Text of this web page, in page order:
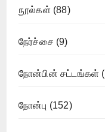
நூல்கள் (88)
நேர்ச்சை (9)
நோன்பின் சட்டங்கள்
நோன்பு (152)